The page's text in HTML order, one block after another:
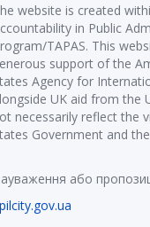
website is created
in Public
TAPAS. This
support of the
Agency for
UK aid from the
necessarily reflect the
Government and
або